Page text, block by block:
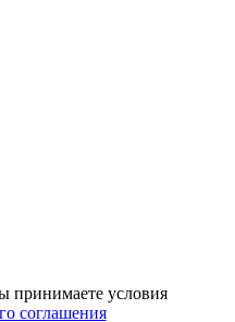
принимаете условия
соглашения